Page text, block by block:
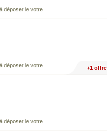
déposer le votre
déposer le votre
+1 offre
déposer le votre